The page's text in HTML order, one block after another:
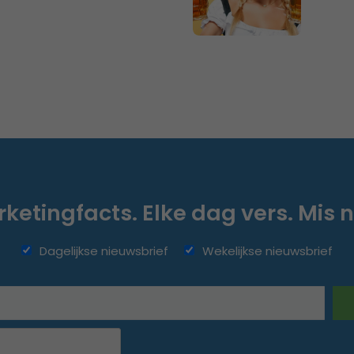
Elke dag vers. Mis
Dagelijkse nieuwsbrief Wekelijkse nieuwsbrief